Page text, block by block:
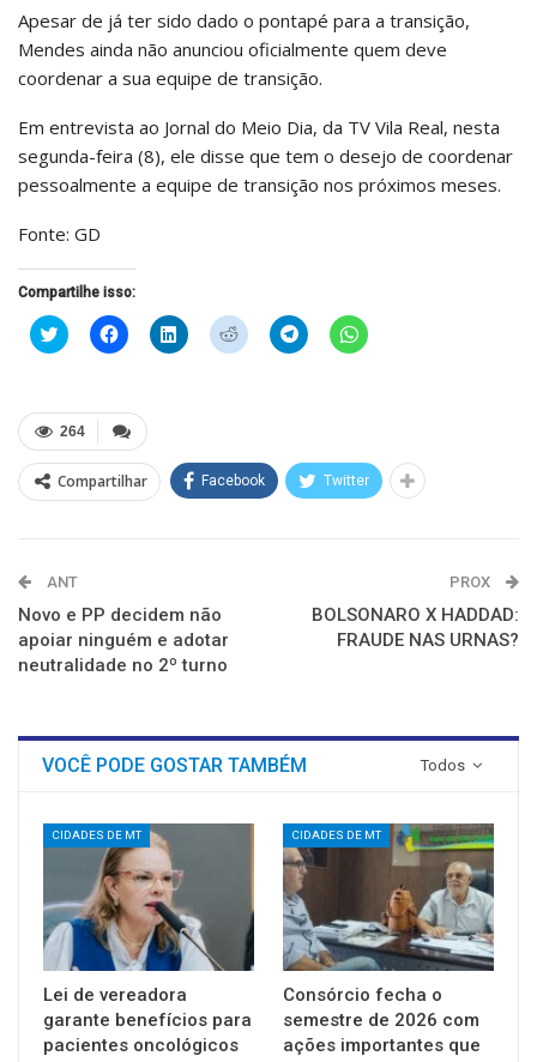
Apesar de já ter sido dado o pontapé para a transição,
Mendes ainda não anunciou oficialmente quem deve
coordenar a sua equipe de transição.
Em entrevista ao Jornal do Meio Dia, da TV Vila Real, nesta
segunda-feira (8), ele disse que tem o desejo de coordenar
pessoalmente a equipe de transição nos próximos meses.
Fonte: GD
Compartilhe isso:
Clique
para
em
nova
janela)
Clique
para
em
nova
janela)
Clique
para
Clique
para
Clique
para
Clique
para
264
Compartilhar Facebook Twitter
ANT
Novo e PP decidem não
apoiar ninguém e adotar
neutralidade no 2º turno
PROX
BOLSONARO X HADDAD:
FRAUDE NAS URNAS?
Todos
VOCÊ PODE GOSTAR TAMBÉM
CIDADES DE MT
Lei de vereadora
garante benefícios para
pacientes oncológicos
CIDADES DE MT
Consórcio fecha o
semestre de 2026 com
ações importantes que